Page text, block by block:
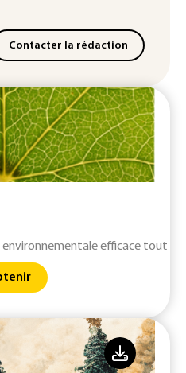
Contacter la rédaction
efficace tout